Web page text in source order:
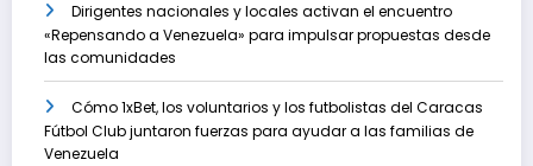
Dirigentes nacionales y locales activan el encuentro
«Repensando a Venezuela» para impulsar propuestas desde
las comunidades
Cómo 1xBet, los voluntarios y los futbolistas del Caracas
Fútbol Club juntaron fuerzas para ayudar a las familias de
Venezuela